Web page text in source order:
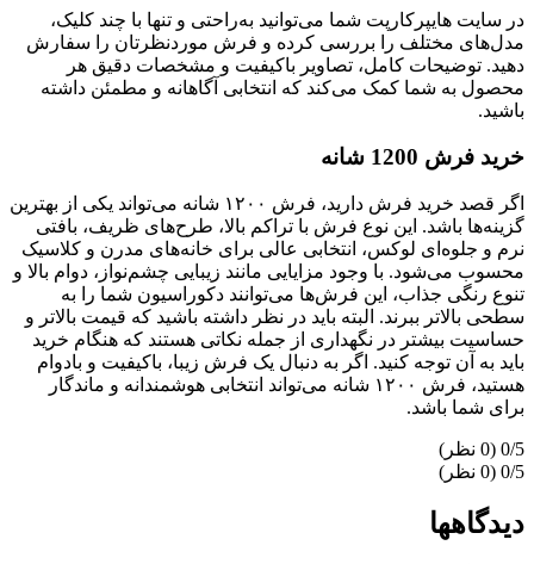
در سایت هایپرکارپت شما می‌توانید به‌راحتی و تنها با چند کلیک،
مدل‌های مختلف را بررسی کرده و فرش موردنظرتان را سفارش
دهید. توضیحات کامل، تصاویر باکیفیت و مشخصات دقیق هر
محصول به شما کمک می‌کند که انتخابی آگاهانه و مطمئن داشته
باشید.
خرید فرش 1200 شانه
اگر قصد خرید فرش دارید، فرش ۱۲۰۰ شانه می‌تواند یکی از بهترین
گزینه‌ها باشد. این نوع فرش با تراکم بالا، طرح‌های ظریف، بافتی
نرم و جلوه‌ای لوکس، انتخابی عالی برای خانه‌های مدرن و کلاسیک
محسوب می‌شود. با وجود مزایایی مانند زیبایی چشم‌نواز، دوام بالا و
تنوع رنگی جذاب، این فرش‌ها می‌توانند دکوراسیون شما را به
سطحی بالاتر ببرند. البته باید در نظر داشته باشید که قیمت بالاتر و
حساسیت بیشتر در نگهداری از جمله نکاتی هستند که هنگام خرید
باید به آن توجه کنید. اگر به دنبال یک فرش زیبا، باکیفیت و بادوام
هستید، فرش ۱۲۰۰ شانه می‌تواند انتخابی هوشمندانه و ماندگار
برای شما باشد.
‫0/5
‫0/5
دیدگاهها